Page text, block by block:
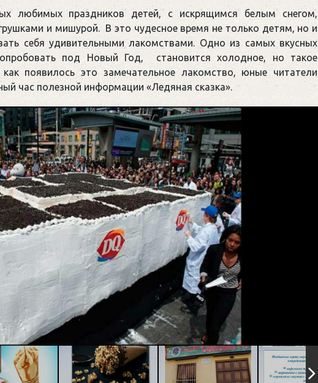
любимых праздников детей, с искрящимся белым снегом,
и мишурой. В это чудесное время не только детям, но и
себя удивительными лакомствами. Одно из самых вкусных
под Новый Год, становится холодное, но такое
появилось это замечательное лакомство, юные читатели
час полезной информации «Ледяная сказка».